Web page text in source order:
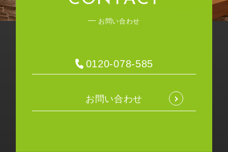
お問い合わせ
0120-078-585
お問い合わせ